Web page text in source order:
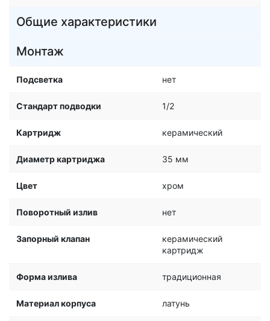
Общие характеристики
Монтаж
Подсветка нет
Стандарт подводки 1/2
Картридж керамический
Диаметр картриджа 35 мм
Цвет хром
Поворотный излив нет
Запорный клапан
керамический
картридж
Форма излива традиционная
Материал корпуса латунь